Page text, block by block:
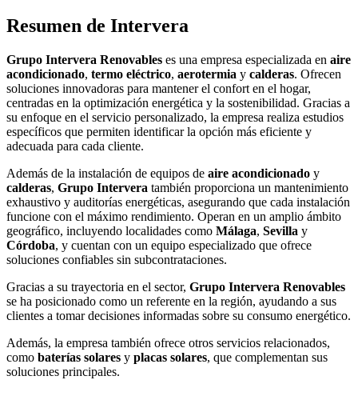
Resumen de Intervera
Grupo Intervera Renovables es una empresa especializada en aire
acondicionado, termo eléctrico, aerotermia y calderas. Ofrecen
soluciones innovadoras para mantener el confort en el hogar,
centradas en la optimización energética y la sostenibilidad. Gracias a
su enfoque en el servicio personalizado, la empresa realiza estudios
específicos que permiten identificar la opción más eficiente y
adecuada para cada cliente.
Además de la instalación de equipos de aire acondicionado y
calderas, Grupo Intervera también proporciona un mantenimiento
exhaustivo y auditorías energéticas, asegurando que cada instalación
funcione con el máximo rendimiento. Operan en un amplio ámbito
geográfico, incluyendo localidades como Málaga, Sevilla y
Córdoba, y cuentan con un equipo especializado que ofrece
soluciones confiables sin subcontrataciones.
Gracias a su trayectoria en el sector, Grupo Intervera Renovables
se ha posicionado como un referente en la región, ayudando a sus
clientes a tomar decisiones informadas sobre su consumo energético.
Además, la empresa también ofrece otros servicios relacionados,
como baterías solares y placas solares, que complementan sus
soluciones principales.